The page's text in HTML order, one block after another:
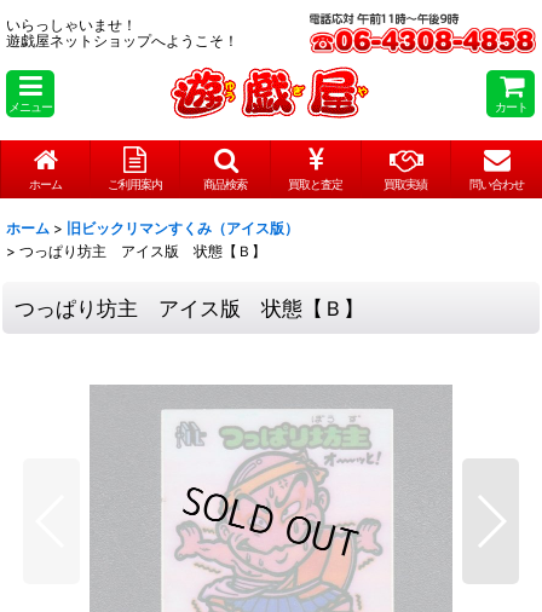
いらっしゃいませ！
遊戯屋ネットショップへようこそ！
メニュー カート
ホーム ご利用案内 商品検索 買取と査定 買取実績 問い合わせ
ホーム > 旧ビックリマンすくみ（アイス版）
> つっぱり坊主 アイス版 状態【Ｂ】
つっぱり坊主 アイス版 状態【Ｂ】